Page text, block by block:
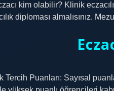
kim olabilir? Klinik
diploması almalısınız.
Tercih Puanları: Sayısal